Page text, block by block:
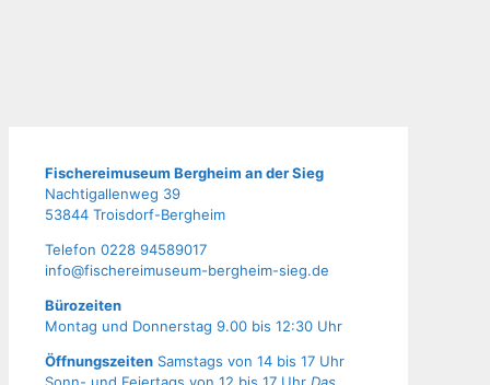
Fische­rei­mu­se­um Berg­heim an der Sieg
Nach­ti­gal­len­weg 39
53844 Troisdorf-Bergheim
Tele­fon 0228 94589017
info@fischereimuseum-bergheim-sieg.de
Büro­zei­ten
Mon­tag und Don­ners­tag 9.00 bis 12:30 Uhr
Öffnungszeiten Samstags von 14 bis 17 Uhr